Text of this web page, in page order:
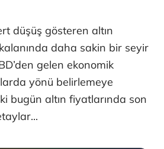
düşüş gösteren altın
daha sakin bir seyir
gelen ekonomik
yönü belirlemeye
bugün altın fiyatlarında son